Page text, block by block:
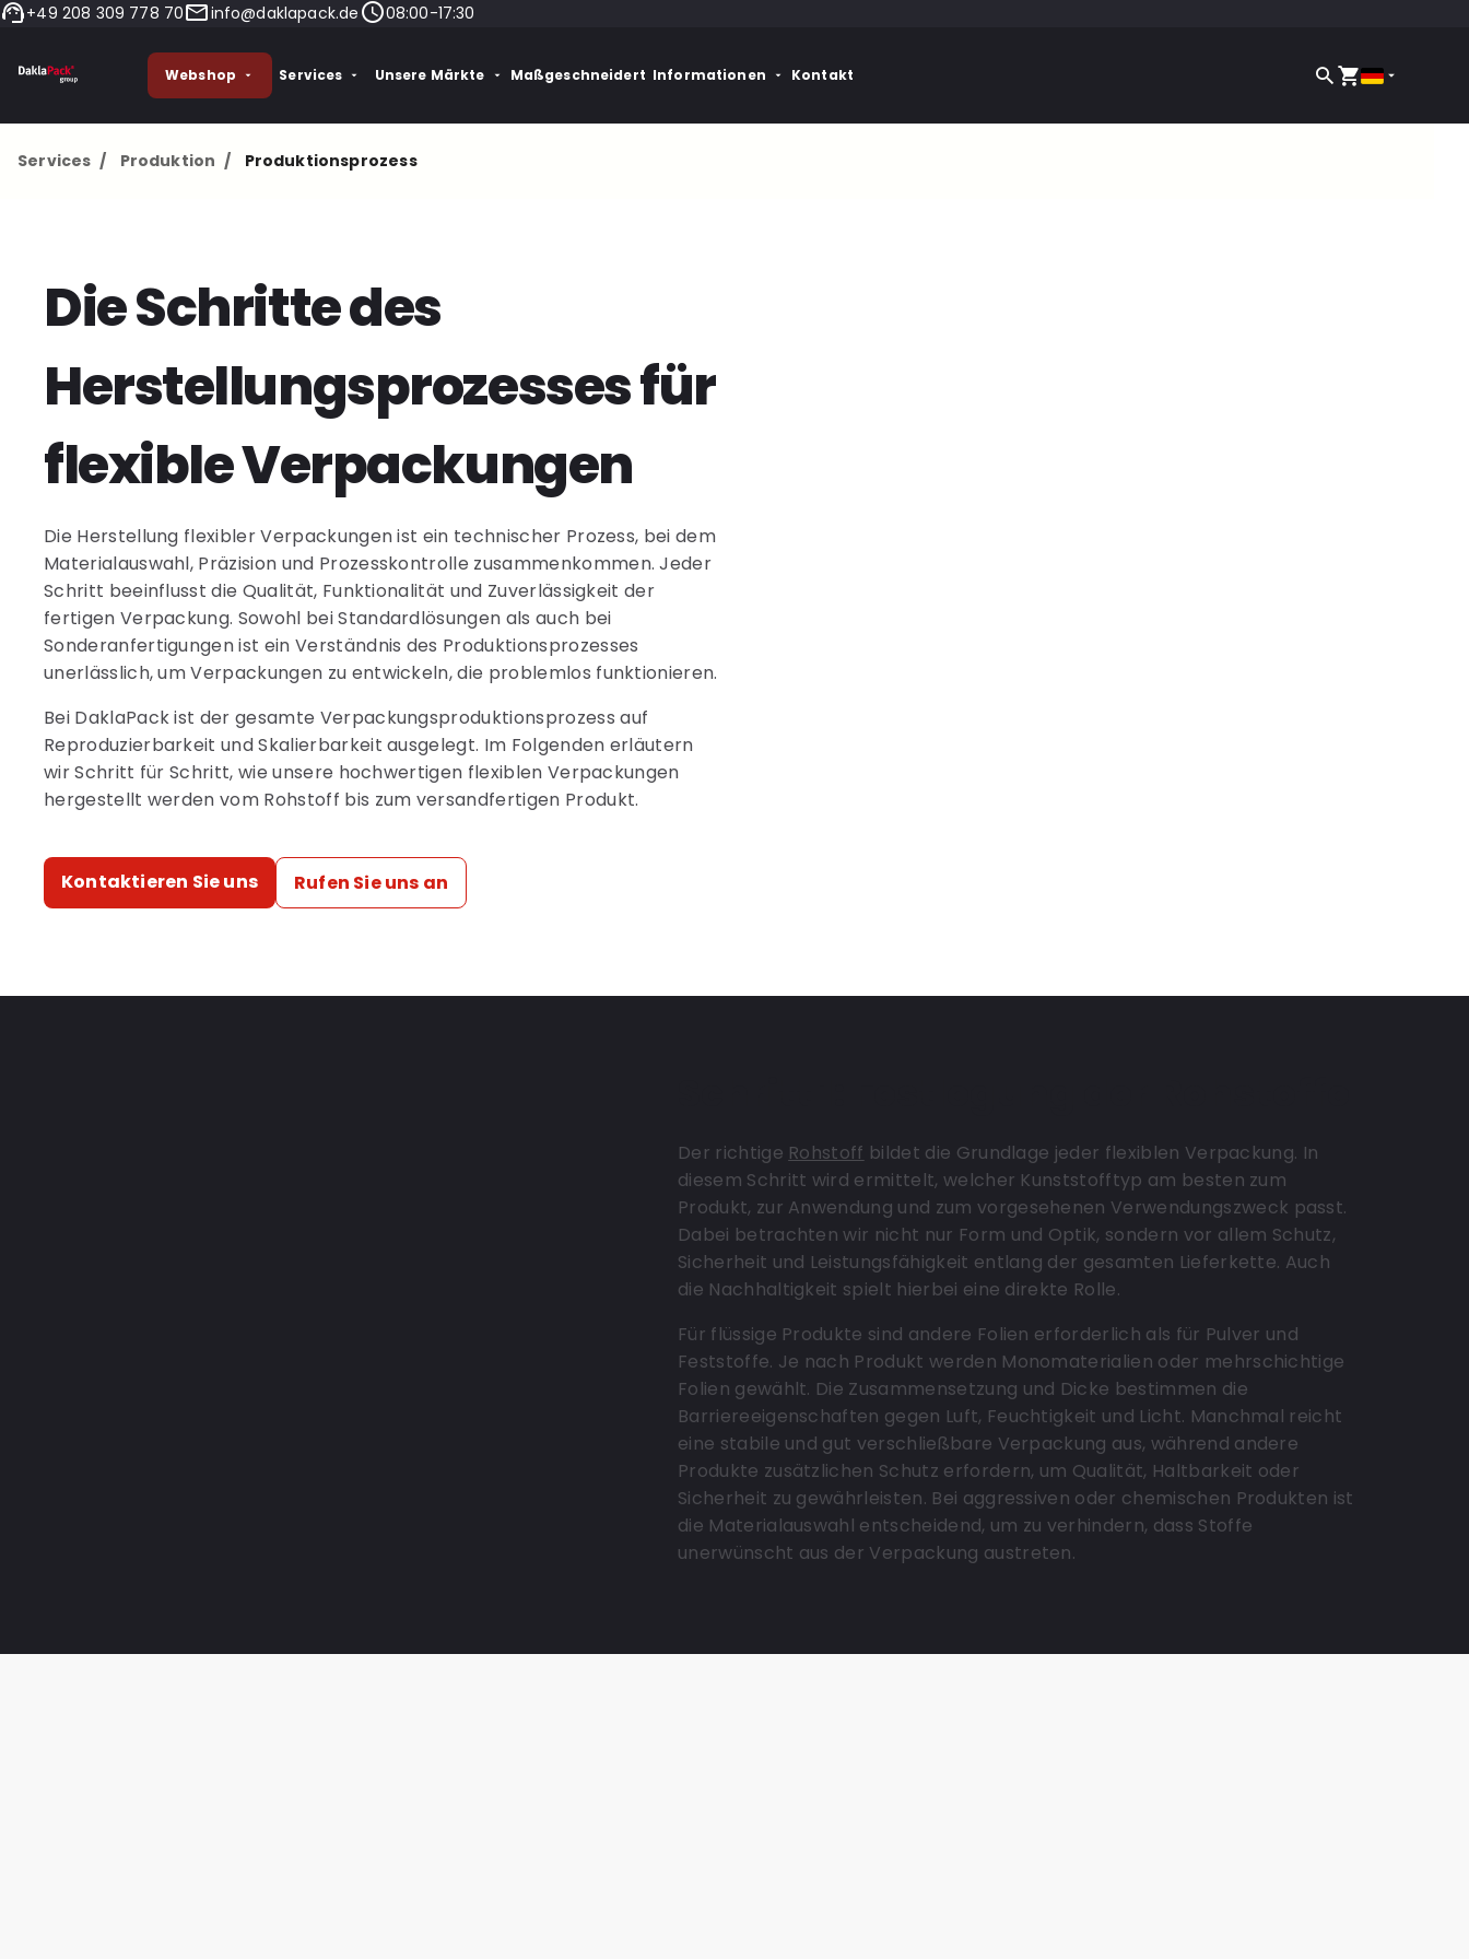
+49 208 309 778 70 info@daklapack.de 08:00-17:30
Webshop Services Unsere Märkte Maßgeschneidert Informationen Kontakt
Services / Produktion / Produktionsprozess
Die Schritte des
Herstellungsprozesses für
flexible Verpackungen
Die Herstellung flexibler Verpackungen ist ein technischer Prozess, bei dem
Materialauswahl, Präzision und Prozesskontrolle zusammenkommen. Jeder
Schritt beeinflusst die Qualität, Funktionalität und Zuverlässigkeit der
fertigen Verpackung. Sowohl bei Standardlösungen als auch bei
Sonderanfertigungen ist ein Verständnis des Produktionsprozesses
unerlässlich, um Verpackungen zu entwickeln, die problemlos funktionieren.
Bei DaklaPack ist der gesamte Verpackungsproduktionsprozess auf
Reproduzierbarkeit und Skalierbarkeit ausgelegt. Im Folgenden erläutern
wir Schritt für Schritt, wie unsere hochwertigen flexiblen Verpackungen
hergestellt werden vom Rohstoff bis zum versandfertigen Produkt.
Kontaktieren Sie uns Rufen Sie uns an
Der richtige Rohstoff bildet die Grundlage jeder flexiblen Verpackung. In
diesem Schritt wird ermittelt, welcher Kunststofftyp am besten zum
Produkt, zur Anwendung und zum vorgesehenen Verwendungszweck passt.
Dabei betrachten wir nicht nur Form und Optik, sondern vor allem Schutz,
Sicherheit und Leistungsfähigkeit entlang der gesamten Lieferkette. Auch
die Nachhaltigkeit spielt hierbei eine direkte Rolle.
Für flüssige Produkte sind andere Folien erforderlich als für Pulver und
Feststoffe. Je nach Produkt werden Monomaterialien oder mehrschichtige
Folien gewählt. Die Zusammensetzung und Dicke bestimmen die
Barriereeigenschaften gegen Luft, Feuchtigkeit und Licht. Manchmal reicht
eine stabile und gut verschließbare Verpackung aus, während andere
Produkte zusätzlichen Schutz erfordern, um Qualität, Haltbarkeit oder
Sicherheit zu gewährleisten. Bei aggressiven oder chemischen Produkten ist
die Materialauswahl entscheidend, um zu verhindern, dass Stoffe
unerwünscht aus der Verpackung austreten.